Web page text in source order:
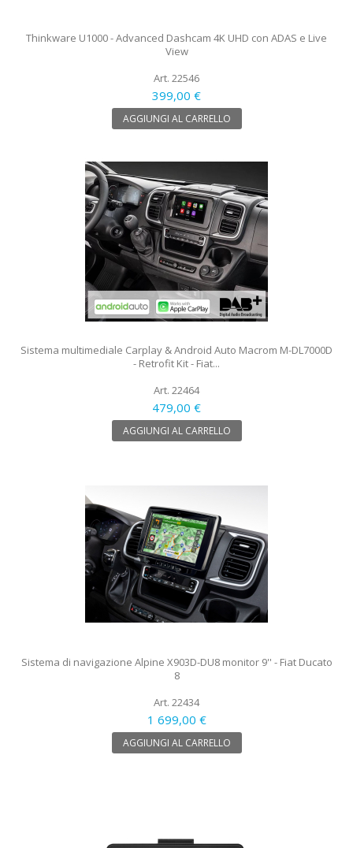
Thinkware U1000 - Advanced Dashcam 4K UHD con ADAS e Live
View
Art. 22546
399,00 €
AGGIUNGI AL CARRELLO
Sistema multimediale Carplay & Android Auto Macrom M-DL7000D
- Retrofit Kit - Fiat...
Art. 22464
479,00 €
AGGIUNGI AL CARRELLO
Sistema di navigazione Alpine X903D-DU8 monitor 9'' - Fiat Ducato
8
Art. 22434
1 699,00 €
AGGIUNGI AL CARRELLO